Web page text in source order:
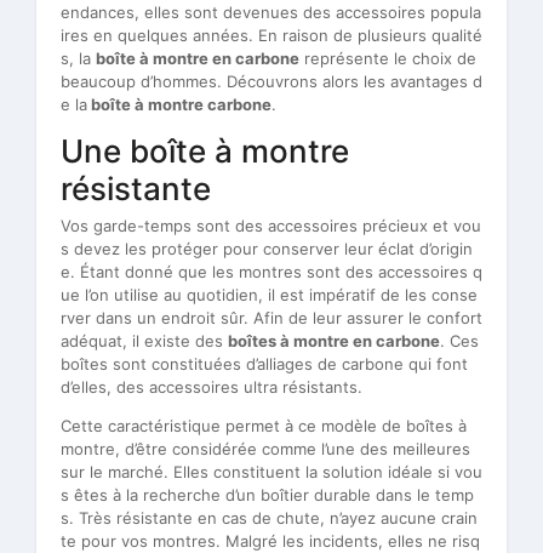
endances, elles sont devenues des accessoires popula
ires en quelques années. En raison de plusieurs qualité
s, la boîte à montre en carbone représente le choix de
beaucoup d’hommes. Découvrons alors les avantages d
e laboîte à montre carbone.
Une boîte à montre
résistante
Vos garde-temps sont des accessoires précieux et vou
s devez les protéger pour conserver leur éclat d’origin
e. Étant donné que les montres sont des accessoires q
ue l’on utilise au quotidien, il est impératif de les conse
rver dans un endroit sûr. Afin de leur assurer le confort
adéquat, il existe des boîtes à montre en carbone. Ces
boîtes sont constituées d’alliages de carbone qui font
d’elles, des accessoires ultra résistants.
Cette caractéristique permet à ce modèle de boîtes à
montre, d’être considérée comme l’une des meilleures
sur le marché. Elles constituent la solution idéale si vou
s êtes à la recherche d’un boîtier durable dans le temp
s. Très résistante en cas de chute, n’ayez aucune crain
te pour vos montres. Malgré les incidents, elles ne risq